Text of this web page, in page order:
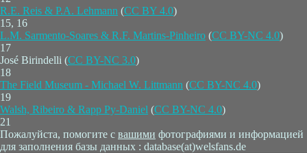
R.E. Reis & P.A. Lehmann (CC BY 4.0)
15, 16
L.M. Sarmento-Soares & R.F. Martins-Pinheiro (CC BY-NC 4.0)
17
José Birindelli (CC BY-NC 3.0)
18
The Field Museum - Michael W. Littmann (CC BY-NC 4.0)
19
Walsh, Ribeiro & Rapp Py-Daniel (CC BY-NC 4.0)
21
Пожалуйста, помогите с вашими фотографиями и информацией
для заполнения базы данных : database(at)welsfans.de